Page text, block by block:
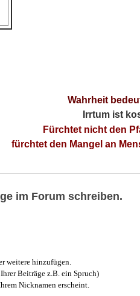
Wahrheit
Irrtum ist
Fürchtet nicht den
fürchtet den Mangel an
im Forum schreiben.
weitere hinzufügen.
Beiträge z.B. ein Spruch)
Nicknamen erscheint.